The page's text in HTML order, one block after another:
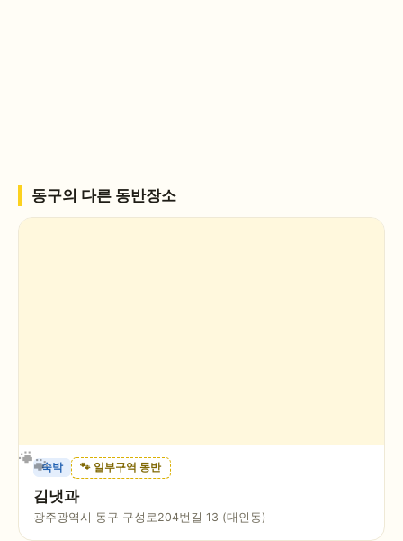
동구의 다른 동반장소
숙박 🐾 일부구역 동반
김냇과
광주광역시 동구 구성로204번길 13 (대인동)